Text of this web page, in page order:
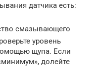
датчика есть:
смазывающего
уровень
щупа. Если
долейте